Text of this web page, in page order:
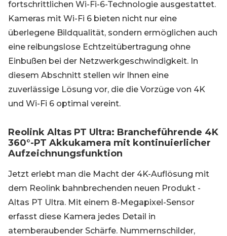
fortschrittlichen Wi-Fi-6-Technologie ausgestattet.
Kameras mit Wi-Fi 6 bieten nicht nur eine
überlegene Bildqualität, sondern ermöglichen auch
eine reibungslose Echtzeitübertragung ohne
Einbußen bei der Netzwerkgeschwindigkeit. In
diesem Abschnitt stellen wir Ihnen eine
zuverlässige Lösung vor, die die Vorzüge von 4K
und Wi-Fi 6 optimal vereint.
Reolink Altas PT Ultra: Brancheführende 4K
360°-PT Akkukamera mit kontinuierlicher
Aufzeichnungsfunktion
Jetzt erlebt man die Macht der 4K-Auflösung mit
dem Reolink bahnbrechenden neuen Produkt -
Altas PT Ultra. Mit einem 8-Megapixel-Sensor
erfasst diese Kamera jedes Detail in
atemberaubender Schärfe. Nummernschilder,